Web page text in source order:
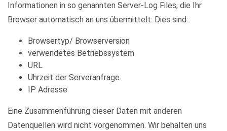
Informationen in so genannten Server-Log Files, die Ihr
Browser automatisch an uns übermittelt. Dies sind:
Browsertyp/ Browserversion
verwendetes Betriebssystem
URL
Uhrzeit der Serveranfrage
IP Adresse
Eine Zusammenführung dieser Daten mit anderen
Datenquellen wird nicht vorgenommen. Wir behalten uns